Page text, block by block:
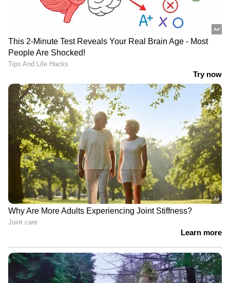
വേഗതയേറിയ ബൗളറായി റുമേഷ്
തിരഞ്ഞെടുക്കപ്പെട്ടിരുന്നു. കൊളംബോയിലെ
മത്സരത്തില്‍ അഞ്ച് വിക്കറ്റ് വീഴ്ത്തുകയും
അര്‍ദ്ധ സെഞ്ച്വറി നേടുകയും ചെയ്ത് താരം
എന്നാല്‍ ക്രിക്കറ്റില്‍ നിന്നും റുമേഷ്
ജാവലിനിലേക്ക് കരിയര്‍ മാറ്റുകയായിരുന്നു.
''ക്രിക്കറ്റില്‍ രാഷ്ട്രീയ ഇടപെടലുകളും കടുത്ത
മത്സരവുമുണ്ട്. അതൊരു ടീം ഇനമാണ്. ദേശീയ
ടീമിലെത്താന്‍ കേവലം പ്രതിഭ മാത്രം പോരാ.
എന്നാല്‍ ജാവലിനില്‍ എനിക്ക് കഴിവുണ്ടെങ്കില്‍
ഞാന്‍ തീര്‍ച്ചയായും അംഗീകരിക്കപ്പെടും.''
റുമേഷ് പറയുന്നു.